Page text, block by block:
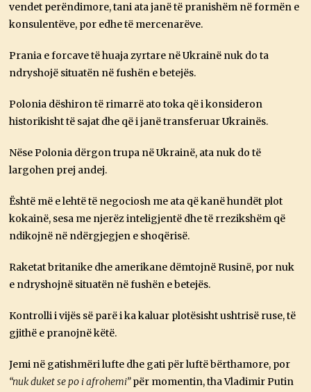
vendet perëndimore, tani ata janë të pranishëm në formën e
konsulentëve, por edhe të mercenarëve.
Prania e forcave të huaja zyrtare në Ukrainë nuk do ta
ndryshojë situatën në fushën e betejës.
Polonia dëshiron të rimarrë ato toka që i konsideron
historikisht të sajat dhe që i janë transferuar Ukrainës.
Nëse Polonia dërgon trupa në Ukrainë, ata nuk do të
largohen prej andej.
Është më e lehtë të negociosh me ata që kanë hundët plot
kokainë, sesa me njerëz inteligjentë dhe të rrezikshëm që
ndikojnë në ndërgjegjen e shoqërisë.
Raketat britanike dhe amerikane dëmtojnë Rusinë, por nuk
e ndryshojnë situatën në fushën e betejës.
Kontrolli i vijës së parë i ka kaluar plotësisht ushtrisë ruse, të
gjithë e pranojnë këtë.
Jemi në gatishmëri lufte dhe gati për luftë bërthamore, por
“nuk duket se po i afrohemi”për momentin, tha Vladimir Putin